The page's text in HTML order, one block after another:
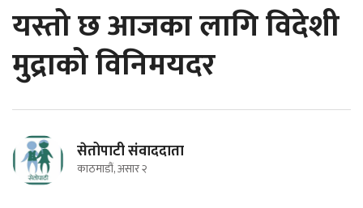
यस्तो छ आजका लागि विदेशी
मुद्राको विनिमयदर
सेतोपाटी संवाददाता
काठमाडौं, असार २